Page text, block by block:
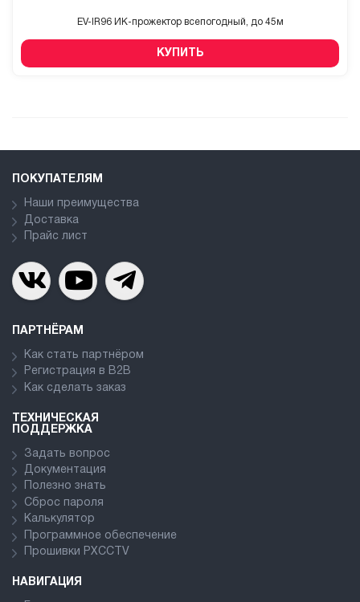
EV-IR96 ИК-прожектор всепогодный, до 45м
КУПИТЬ
ПОКУПАТЕЛЯМ
Наши преимущества
Доставка
Прайс лист
ПАРТНЁРАМ
Как стать партнёром
Регистрация в В2В
Как сделать заказ
ТЕХНИЧЕСКАЯ
ПОДДЕРЖКА
Задать вопрос
Документация
Полезно знать
Сброс пароля
Калькулятор
Программное обеспечение
Прошивки PXCCTV
НАВИГАЦИЯ